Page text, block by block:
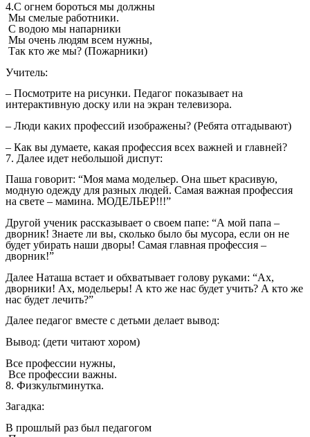
4.С огнем бороться мы должны
Мы смелые работники.
С водою мы напарники
Мы очень людям всем нужны,
Так кто же мы? (Пожарники)
Учитель:
– Посмотрите на рисунки. Педагог показывает на
интерактивную доску или на экран телевизора.
– Люди каких профессий изображены? (Ребята отгадывают)
– Как вы думаете, какая профессия всех важней и главней?
7. Далее идет небольшой диспут:
Паша говорит: “Моя мама модельер. Она шьет красивую,
модную одежду для разных людей. Самая важная профессия
на свете – мамина. МОДЕЛЬЕР!!!”
Другой ученик рассказывает о своем папе: “А мой папа –
дворник! Знаете ли вы, сколько было бы мусора, если он не
будет убирать наши дворы! Самая главная профессия –
дворник!”
Далее Наташа встает и обхватывает голову руками: “Ах,
дворники! Ах, модельеры! А кто же нас будет учить? А кто же
нас будет лечить?”
Далее педагог вместе с детьми делает вывод:
Вывод: (дети читают хором)
Все профессии нужны,
Все профессии важны.
8. Физкультминутка.
Загадка:
В прошлый раз был педагогом